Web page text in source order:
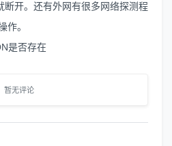
断开。还有外网有很多网络探测程
作。
是否存在
暂无评论